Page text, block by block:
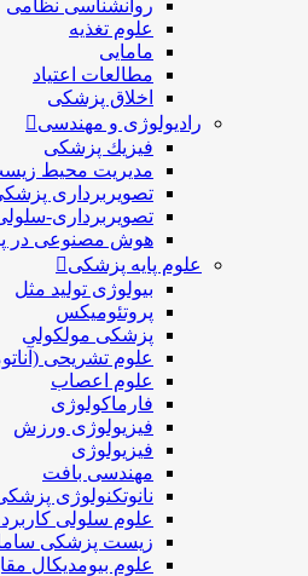
روانشناسی نظامی
علوم تغذیه
مامایی
مطالعات اعتیاد
اخلاق پزشکی
رادیولوژی و مهندسی
فيزيك پزشکی
مدیریت محیط
تصویربرداری
تصویربرداری-
هوش مصنوعی در
علوم پایه پزشکی
بیولوژی تولید مثل
پروتئومیکس
پزشکی مولکولی
علوم تشریحی
علوم اعصاب
فارماکولوژی
فیزیولوژی ورزش
فیزیولوژی
مهندسی بافت
نانوتکنولوژی
علوم سلولی
زیست پزشکی
علوم بیومدیکال